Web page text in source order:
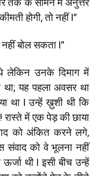
होगी, तो नहीं l”
बोल सकता l”
लेकिन उनके दिमाग में
था; यह पहला अवसर था
था l उन्हें ख़ुशी थी कि
! रास्ते में एक पेड़ की छाया
को अंकित करने लगे,
संवाद को वे भूलना नहीं
थी l इसी बीच उन्हें